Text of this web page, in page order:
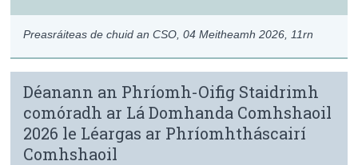
Preasráiteas de chuid an CSO,04 Meitheamh 2026 , 11rn
Déanann an Phríomh-Oifig Staidrimh
comóradh ar Lá Domhanda Comhshaoil
2026 le Léargas ar Phríomhtháscairí
Comhshaoil